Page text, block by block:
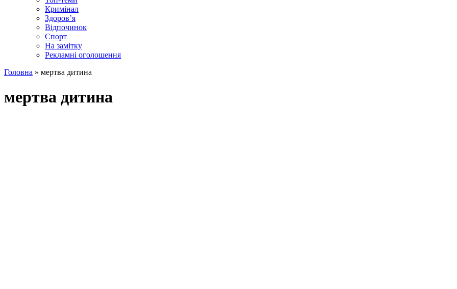
Кримінал
Здоров’я
Відпочинок
Спорт
На замітку
Рекламні оголошення
Головна » мертва дитина
мертва дитина